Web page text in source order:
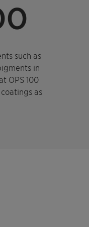
such as
in
OPS 100
as